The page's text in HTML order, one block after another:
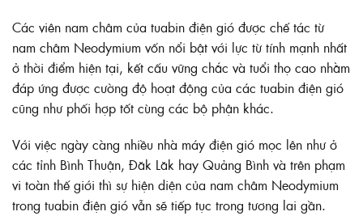
Các viên nam châm của tuabin điện gió được chế tác từ
nam châm Neodymium vốn nổi bật với lực từ tính mạnh nhất
ở thời điểm hiện tại, kết cấu vững chắc và tuổi thọ cao nhằm
đáp ứng được cường độ hoạt động của các tuabin điện gió
cũng như phối hợp tốt cùng các bộ phận khác.
Với việc ngày càng nhiều nhà máy điện gió mọc lên như ở
các tỉnh Bình Thuận, Đăk Lăk hay Quảng Bình và trên phạm
vi toàn thế giới thì sự hiện diện của nam châm Neodymium
trong tuabin điện gió vẫn sẽ tiếp tục trong tương lai gần.